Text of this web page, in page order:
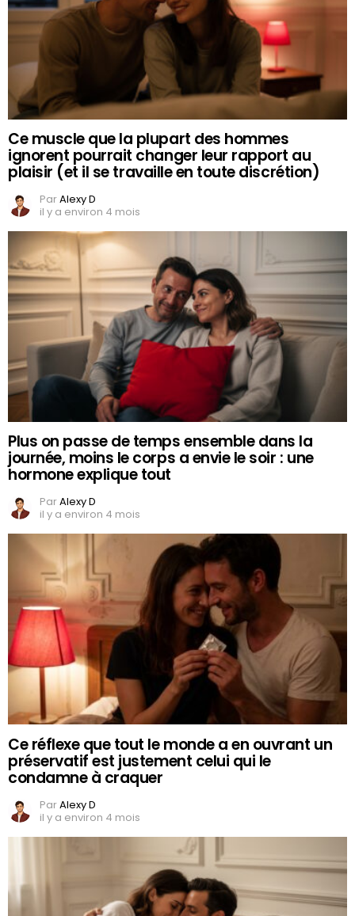
Ce muscle que la plupart des hommes
ignorent pourrait changer leur rapport au
plaisir (et il se travaille en toute discrétion)
ParAlexy D
il y a environ 4 mois
Plus on passe de temps ensemble dans la
journée, moins le corps a envie le soir : une
hormone explique tout
ParAlexy D
il y a environ 4 mois
Ce réflexe que tout le monde a en ouvrant un
préservatif est justement celui qui le
condamne à craquer
ParAlexy D
il y a environ 4 mois